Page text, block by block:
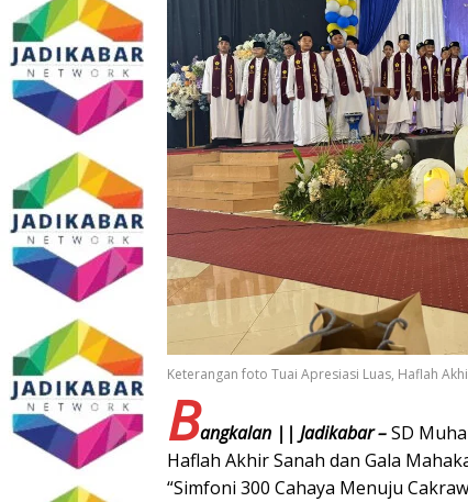
Keterangan foto Tuai Apresiasi Luas, Haflah
Bangkalan || Jadikabar –SD
Haflah Akhir Sanah dan Gala
“Simfoni 300 Cahaya Menuju